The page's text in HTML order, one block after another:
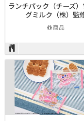
ランチパック（チーズ
グミルク（株）監
商品